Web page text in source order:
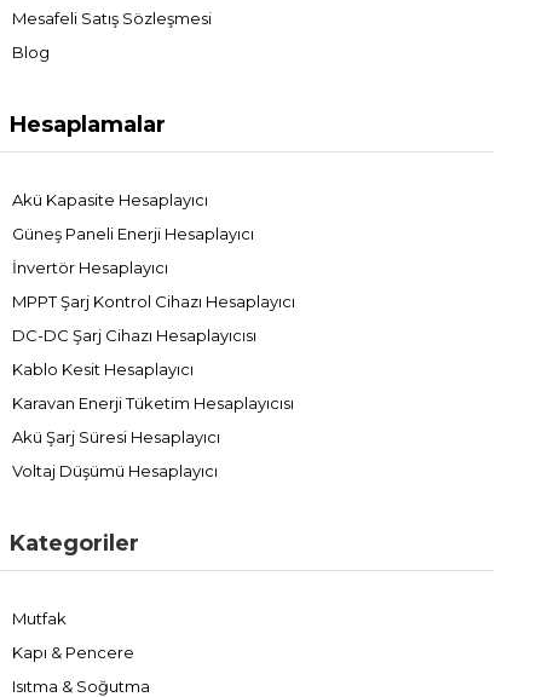
Mesafeli Satış Sözleşmesi
Blog
Hesaplamalar
Akü Kapasite Hesaplayıcı
Güneş Paneli Enerji Hesaplayıcı
İnvertör Hesaplayıcı
MPPT Şarj Kontrol Cihazı Hesaplayıcı
DC-DC Şarj Cihazı Hesaplayıcısı
Kablo Kesit Hesaplayıcı
Karavan Enerji Tüketim Hesaplayıcısı
Akü Şarj Süresi Hesaplayıcı
Voltaj Düşümü Hesaplayıcı
Kategoriler
Mutfak
Kapı & Pencere
Isıtma & Soğutma